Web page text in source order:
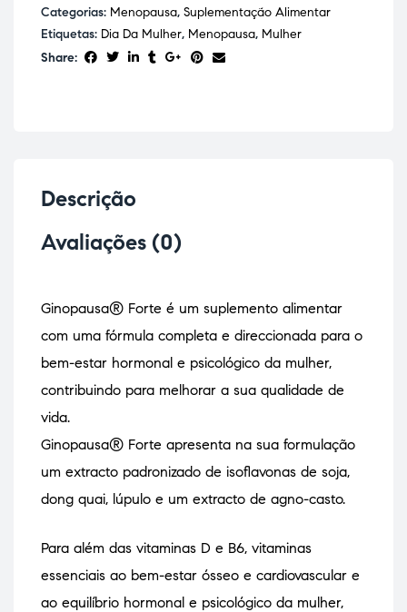
n
6
0
Categorias: Menopausa, Suplementação Alimentar
Etiquetas: Dia Da Mulher, Menopausa, Mulher
Share:
Descrição
Avaliações (0)
Ginopausa® Forte é um suplemento alimentar
com uma fórmula completa e direccionada para o
bem-estar hormonal e psicológico da mulher,
contribuindo para melhorar a sua qualidade de
vida.
Ginopausa® Forte apresenta na sua formulação
um extracto padronizado de isoflavonas de soja,
dong quai, lúpulo e um extracto de agno-casto.
Para além das vitaminas D e B6, vitaminas
essenciais ao bem-estar ósseo e cardiovascular e
ao equilíbrio hormonal e psicológico da mulher,